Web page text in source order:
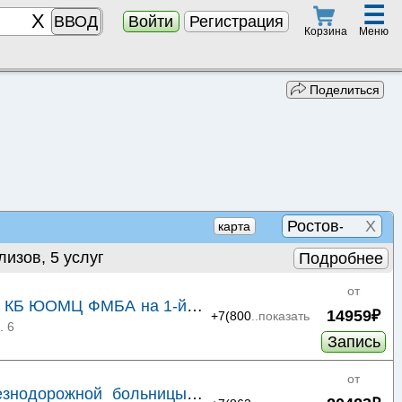
ВВОД Войти Регистрация
Корзина
☰
Меню
Поделиться
карта
X
5 услуг Подробнее
КБ ЮОМЦ ФМБА на 1-й
6
+7(800 ..показать
от
14959₽
Запись
больницы
от